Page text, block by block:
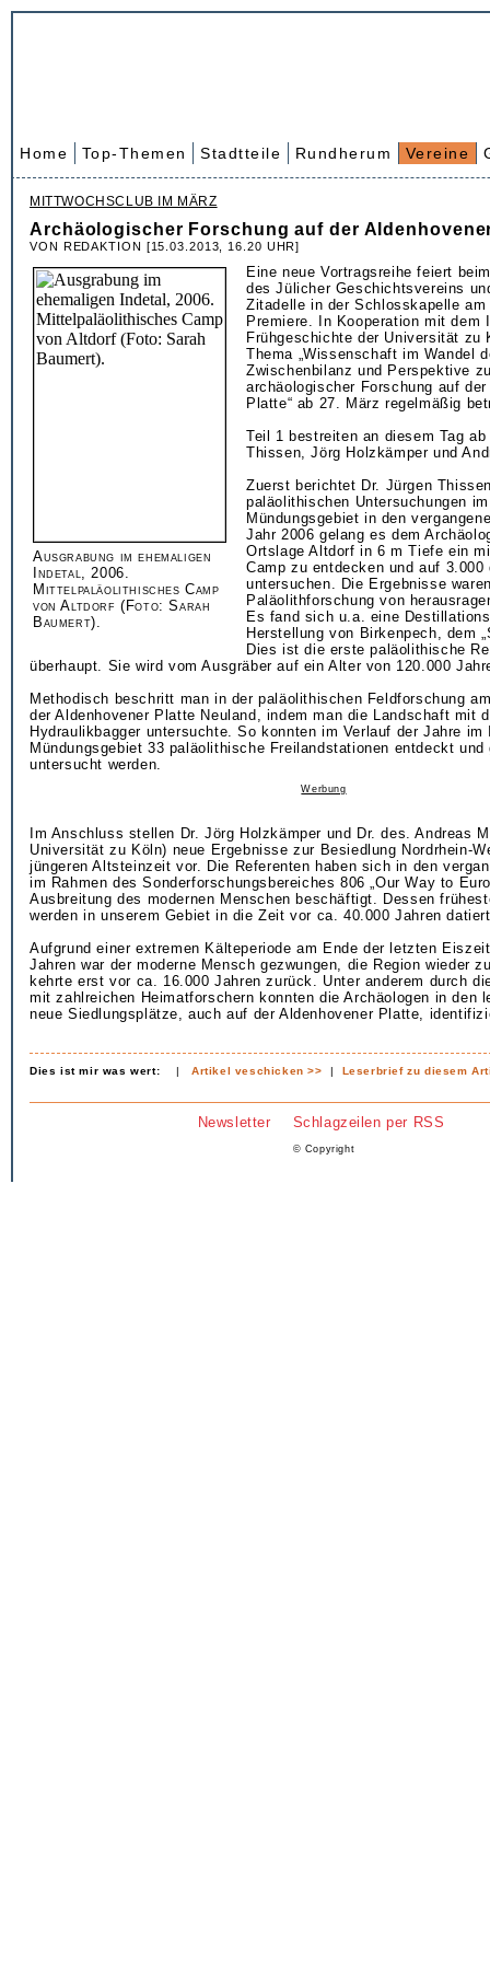
Home Top-Themen Stadtteile Rundherum Vereine
MITTWOCHSCLUB IM MÄRZ
Archäologischer Forschung auf der
VON REDAKTION [15.03.2013, 16.20 UHR]
Ausgrabung im ehemaligen
Indetal, 2006.
Mittelpaläolithisches Camp
von Altdorf (Foto: Sarah
Baumert).
Eine neue Vortragsreihe feiert
des Jülicher Geschichtsvereins
Zitadelle in der Schlosskapelle
Premiere. In Kooperation mit dem
Frühgeschichte der Universität zu
Thema „Wissenschaft im Wandel
Zwischenbilanz und Perspektive
archäologischer Forschung auf der
Platte“ ab 27. März regelmäßig
Teil 1 bestreiten an diesem Tag
Thissen, Jörg Holzkämper und
Zuerst berichtet Dr. Jürgen
paläolithischen Untersuchungen
Mündungsgebiet in den
Jahr 2006 gelang es dem
Ortslage Altdorf in 6 m Tiefe ein
Camp zu entdecken und auf 3.000
untersuchen. Die Ergebnisse
Paläolithforschung von
Es fand sich u.a. eine
Herstellung von Birkenpech, dem
Dies ist die erste paläolithische
überhaupt. Sie wird vom Ausgräber auf ein Alter von 120.000
Methodisch beschritt man in der paläolithischen Feldforschung
der Aldenhovener Platte Neuland, indem man die Landschaft mit
Hydraulikbagger untersuchte. So konnten im Verlauf der Jahre im
Mündungsgebiet 33 paläolithische Freilandstationen entdeckt
untersucht werden.
Werbung
Im Anschluss stellen Dr. Jörg Holzkämper und Dr. des. Andreas
Universität zu Köln) neue Ergebnisse zur Besiedlung Nordrhein-
jüngeren Altsteinzeit vor. Die Referenten haben sich in den
im Rahmen des Sonderforschungsbereiches 806 „Our Way to
Ausbreitung des modernen Menschen beschäftigt. Dessen
werden in unserem Gebiet in die Zeit vor ca. 40.000 Jahren
Aufgrund einer extremen Kälteperiode am Ende der letzten
Jahren war der moderne Mensch gezwungen, die Region wieder
kehrte erst vor ca. 16.000 Jahren zurück. Unter anderem durch
mit zahlreichen Heimatforschern konnten die Archäologen in den
neue Siedlungsplätze, auch auf der Aldenhovener Platte,
Dies ist mir was wert: |Artikel veschicken >> | Leserbrief zu diesem
Newsletter Schlagzeilen per RSS
© Copyright